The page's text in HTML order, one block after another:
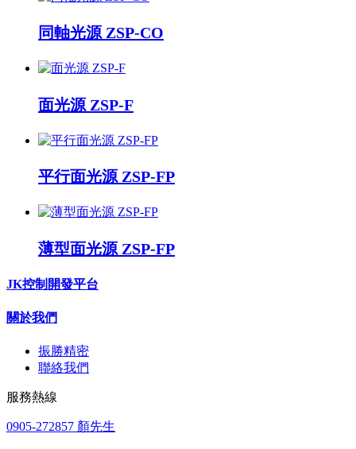
同軸光源 ZSP-CO
面光源 ZSP-F
平行面光源 ZSP-FP
薄型面光源 ZSP-FP
JK控制開發平台
關於我們
振勝精密
聯絡我們
服務熱線
0905-272857 顏先生